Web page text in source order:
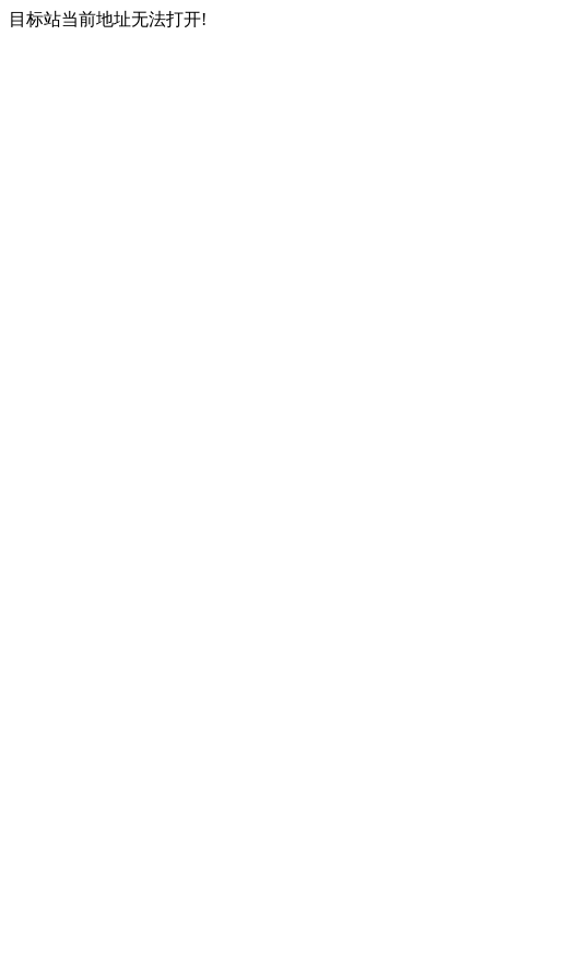
目标站当前地址无法打开!